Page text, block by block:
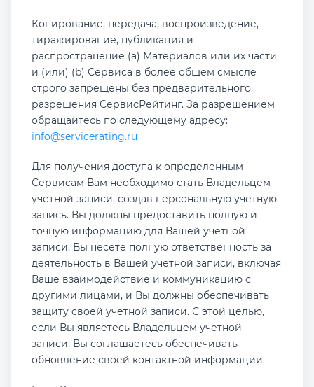
Копирование, передача, воспроизведение,
тиражирование, публикация и
распространение (a) Материалов или их части
и (или) (b) Сервиса в более общем смысле
строго запрещены без предварительного
разрешения СервисРейтинг. За разрешением
обращайтесь по следующему адресу:
info@servicerating.ru
Для получения доступа к определенным
Сервисам Вам необходимо стать Владельцем
учетной записи, создав персональную учетную
запись. Вы должны предоставить полную и
точную информацию для Вашей учетной
записи. Вы несете полную ответственность за
деятельность в Вашей учетной записи, включая
Ваше взаимодействие и коммуникацию с
другими лицами, и Вы должны обеспечивать
защиту своей учетной записи. С этой целью,
если Вы являетесь Владельцем учетной
записи, Вы соглашаетесь обеспечивать
обновление своей контактной информации.